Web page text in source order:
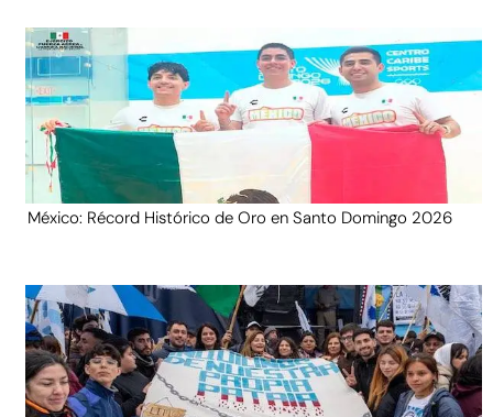
México: Récord Histórico de Oro en Santo Domingo 2026